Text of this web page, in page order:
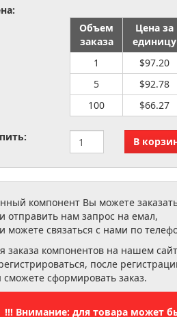
Объем
заказа
Цена за
единицу
1
$97.20
5
$92.78
100
$66.27
компонент Вы можете
отправить нам запрос на емал,
можете связаться с нами по
заказа компонентов на нашем
после
сможете сформировать заказ.
!!! Внимание: для товара может